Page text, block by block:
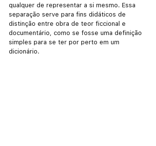
qualquer de representar a si mesmo. Essa
separação serve para fins didáticos de
distinção entre obra de teor ficcional e
documentário, como se fosse uma definição
simples para se ter por perto em um
dicionário.